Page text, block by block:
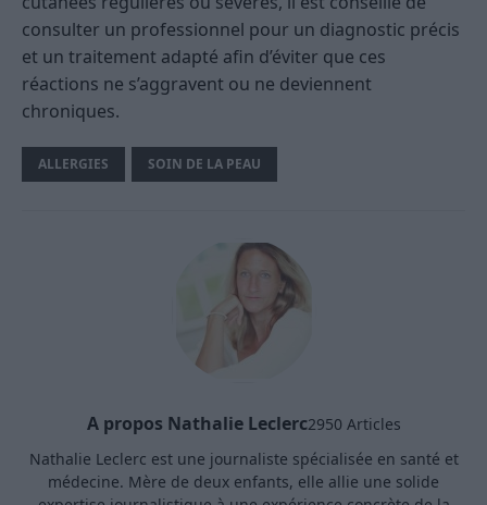
consulter un professionnel pour un diagnostic précis
et un traitement adapté afin d’éviter que ces
réactions ne s’aggravent ou ne deviennent
chroniques.
ALLERGIES SOIN DE LA PEAU
A propos Nathalie Leclerc2950 Articles
Nathalie Leclerc est une journaliste spécialisée en santé et
médecine. Mère de deux enfants, elle allie une solide